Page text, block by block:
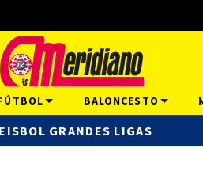
GRANDES LIGAS
BALONCESTO